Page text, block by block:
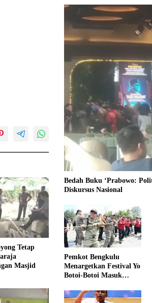
Tetap
Masjid
Bedah Buku ‘Prabowo:
Diskursus Nasional
Pemkot Bengkulu
Menargetkan Festival Yo
Botoi-Botoi Masuk
Nasional